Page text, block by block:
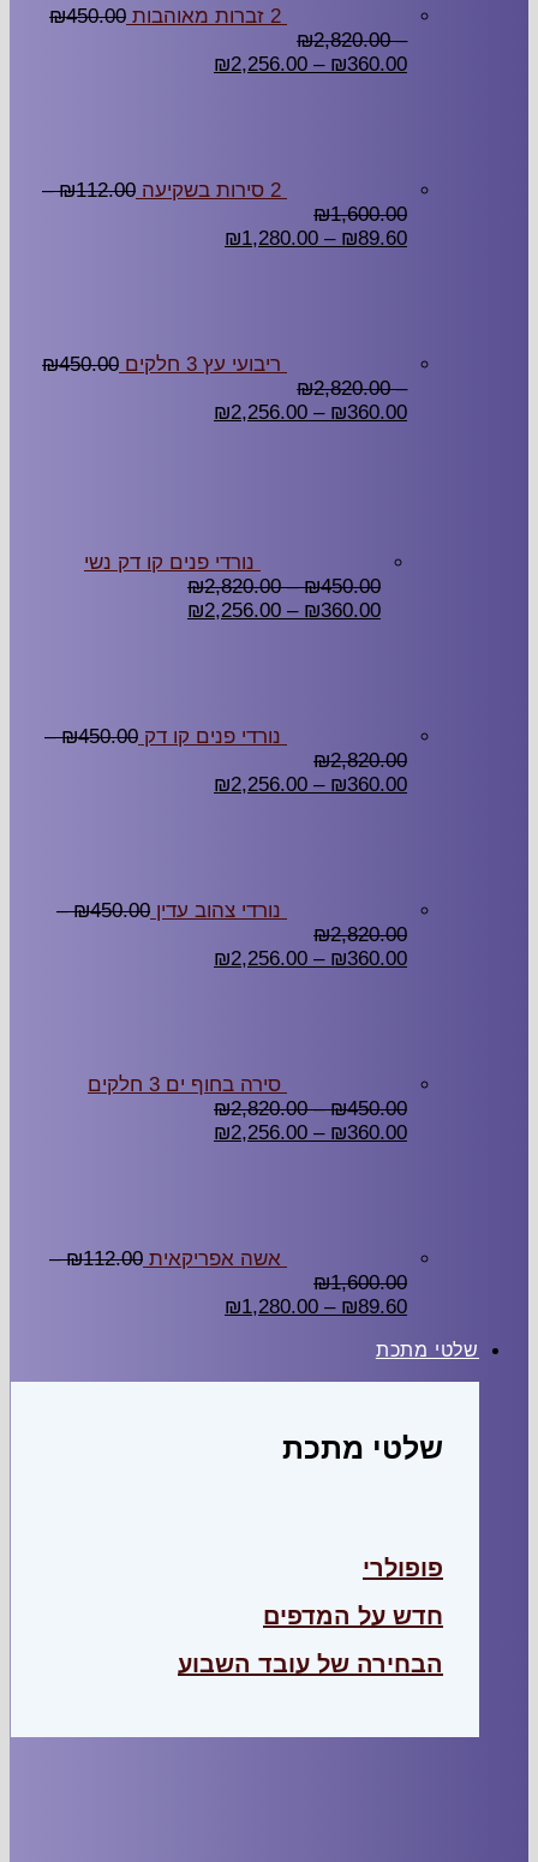
2 זברות מאוהבות ₪450.00
–
₪2,820.00
₪360.00
–
₪2,256.00
2 סירות בשקיעה ₪112.00
–
₪1,600.00
₪89.60
–
₪1,280.00
ריבועי עץ 3 חלקים ₪450.00
–
₪2,820.00
₪360.00
–
₪2,256.00
נורדי פנים קו דק נשי
₪450.00
–
₪2,820.00
₪360.00
–
₪2,256.00
נורדי פנים קו דק ₪450.00
–
₪2,820.00
₪360.00
–
₪2,256.00
נורדי צהוב עדין ₪450.00
–
₪2,820.00
₪360.00
–
₪2,256.00
סירה בחוף ים 3 חלקים
₪450.00
–
₪2,820.00
₪360.00
–
₪2,256.00
אשה אפריקאית ₪112.00
–
₪1,600.00
₪89.60
–
₪1,280.00
שלטי מתכת
שלטי מתכת
פופולרי
חדש על המדפים
הבחירה של עובד השבוע